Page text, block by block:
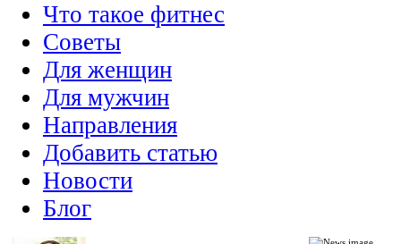
Что такое фитнес
Советы
Для женщин
Для мужчин
Направления
Добавить статью
Новости
Блог